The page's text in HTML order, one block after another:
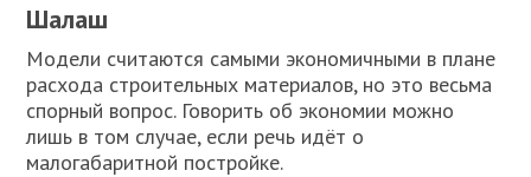
Шалаш
Модели считаются самыми экономичными в плане
расхода строительных материалов, но это весьма
спорный вопрос. Говорить об экономии можно
лишь в том случае, если речь идёт о
малогабаритной постройке.